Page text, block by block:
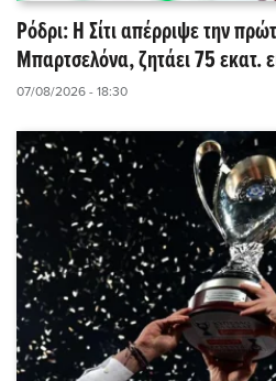
Ρόδρι: Η Σίτι απέρριψε την
Μπαρτσελόνα, ζητάει 75 εκατ.
07/08/2026 - 18:30